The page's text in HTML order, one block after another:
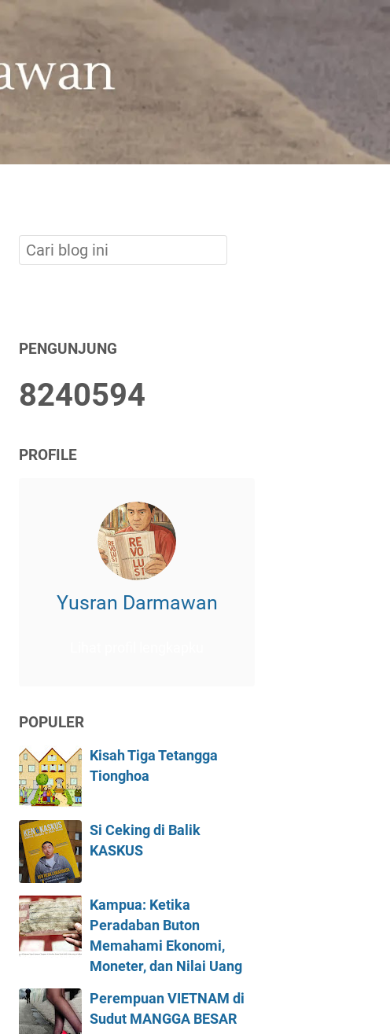
PENGUNJUNG
8240594
PROFILE
Yusran Darmawan
POPULER
Kisah Tiga Tetangga
Tionghoa
Si Ceking di Balik
KASKUS
Kampua: Ketika
Peradaban Buton
Memahami Ekonomi,
Moneter, dan Nilai Uang
Perempuan VIETNAM di
Sudut MANGGA BESAR